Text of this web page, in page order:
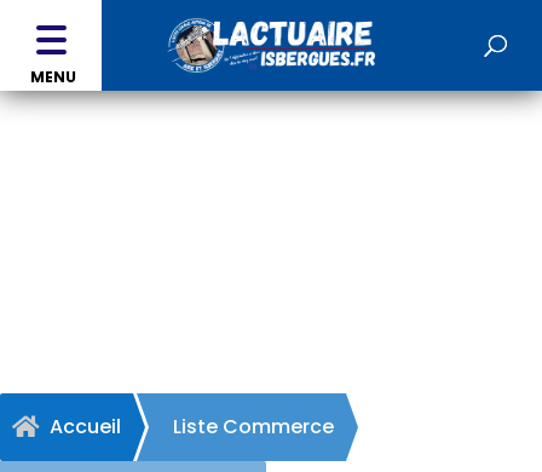
MENU
 Accueil Liste Commerce